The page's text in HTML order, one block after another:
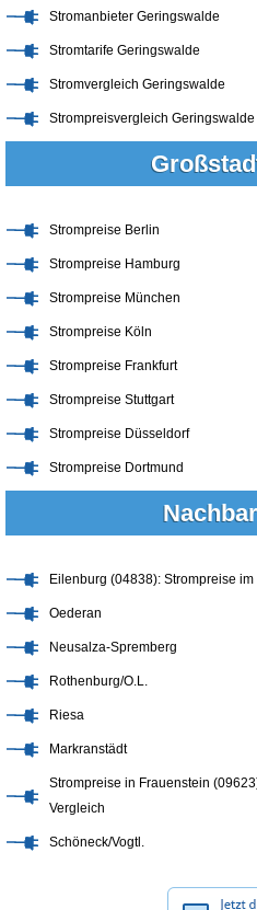
Stromanbieter Geringswalde
Stromtarife Geringswalde
Stromvergleich Geringswalde
Strompreisvergleich Geringswalde
Strompreise Berlin
Strompreise Hamburg
Strompreise München
Strompreise Köln
Strompreise Frankfurt
Strompreise Stuttgart
Strompreise Düsseldorf
Strompreise Dortmund
Eilenburg (04838): Strompreise
Oederan
Neusalza-Spremberg
Rothenburg/O.L.
Riesa
Markranstädt
Strompreise in Frauenstein
Vergleich
Schöneck/Vogtl.